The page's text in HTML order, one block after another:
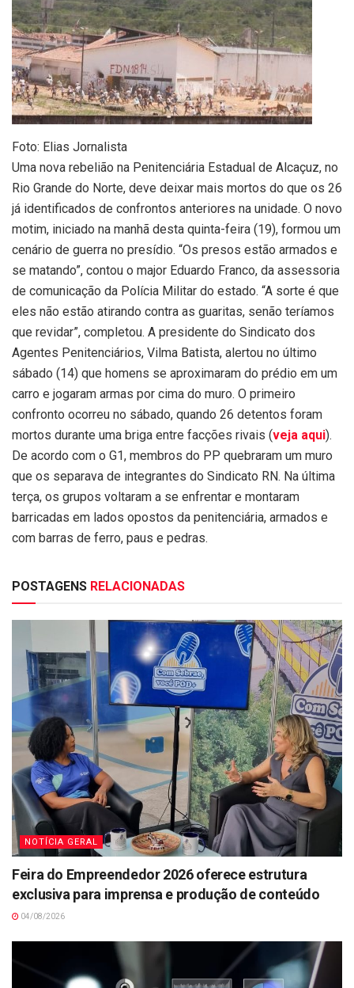
Foto: Elias Jornalista
Uma nova rebelião na Penitenciária Estadual de Alcaçuz, no
Rio Grande do Norte, deve deixar mais mortos do que os 26
já identificados de confrontos anteriores na unidade. O novo
motim, iniciado na manhã desta quinta-feira (19), formou um
cenário de guerra no presídio. “Os presos estão armados e
se matando”, contou o major Eduardo Franco, da assessoria
de comunicação da Polícia Militar do estado. “A sorte é que
eles não estão atirando contra as guaritas, senão teríamos
que revidar”, completou. A presidente do Sindicato dos
Agentes Penitenciários, Vilma Batista, alertou no último
sábado (14) que homens se aproximaram do prédio em um
carro e jogaram armas por cima do muro. O primeiro
confronto ocorreu no sábado, quando 26 detentos foram
mortos durante uma briga entre facções rivais (veja aqui).
De acordo com o G1, membros do PP quebraram um muro
que os separava de integrantes do Sindicato RN. Na última
terça, os grupos voltaram a se enfrentar e montaram
barricadas em lados opostos da penitenciária, armados e
com barras de ferro, paus e pedras.
POSTAGENS RELACIONADAS
NOTÍCIA GERAL
Feira do Empreendedor 2026 oferece estrutura
exclusiva para imprensa e produção de conteúdo
04/08/2026